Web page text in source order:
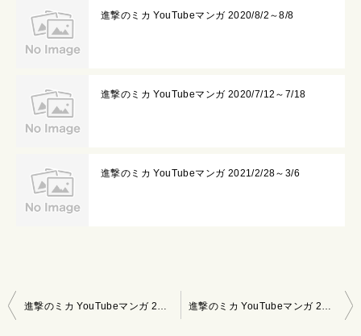
進撃のミカ YouTubeマンガ 2020/8/2～8/8
進撃のミカ YouTubeマンガ 2020/7/12～7/18
進撃のミカ YouTubeマンガ 2021/2/28～3/6
投
進撃のミカ YouTubeマンガ 2020/3/1～3/7 進撃のミカ YouTubeマンガ 2020/3/15～3/21